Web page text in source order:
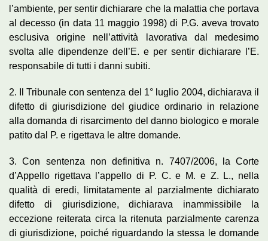
l’ambiente, per sentir dichiarare che la malattia che portava
al decesso (in data 11 maggio 1998) di P.G. aveva trovato
esclusiva origine nell’attività lavorativa dal medesimo
svolta alle dipendenze dell’E. e per sentir dichiarare l’E.
responsabile di tutti i danni subiti.
2. Il Tribunale con sentenza del 1° luglio 2004, dichiarava il
difetto di giurisdizione del giudice ordinario in relazione
alla domanda di risarcimento del danno biologico e morale
patito dal P. e rigettava le altre domande.
3. Con sentenza non definitiva n. 7407/2006, la Corte
d’Appello rigettava l’appello di P. C. e M. e Z. L., nella
qualità di eredi, limitatamente al parzialmente dichiarato
difetto di giurisdizione, dichiarava inammissibile la
eccezione reiterata circa la ritenuta parzialmente carenza
di giurisdizione, poiché riguardando la stessa le domande